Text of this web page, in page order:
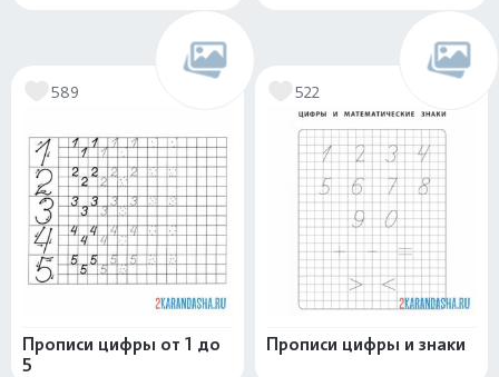
589
Прописи цифры от 1 до
5
522
Прописи цифры и знаки